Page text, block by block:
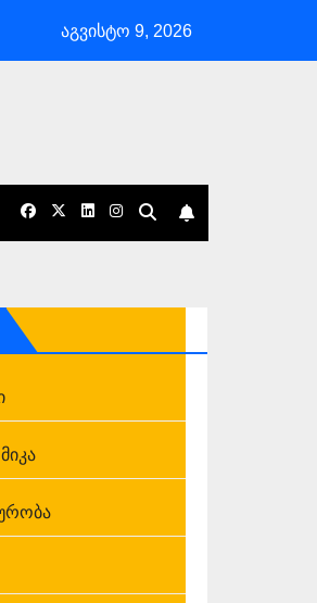
განსაკუთრებული ხიბლი და ის
აგვისტო 9, 2026